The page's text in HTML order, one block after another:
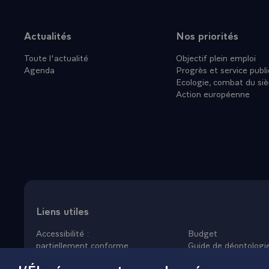
ou trois,
lorsque
ministres
aurez donc
en tant que
fond avec
décembre.
- Mais nous
sommes a
Plan du site
Actualités
Toute l'actualité
Agenda
Nos priorités
Objectif plein emploi
Progrès et service
Ecologie, combat du
Action européenne
Liens utiles
Accessibilité :
partiellement conforme
Budget
Guide de